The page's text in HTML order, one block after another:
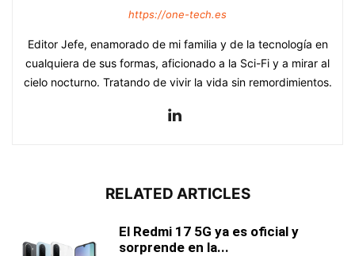
https://one-tech.es
Editor Jefe, enamorado de mi familia y de la tecnología en
cualquiera de sus formas, aficionado a la Sci-Fi y a mirar al
cielo nocturno. Tratando de vivir la vida sin remordimientos.
RELATED ARTICLES
El Redmi 17 5G ya es oficial y
sorprende en la...